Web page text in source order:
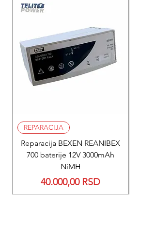
REPARACIJA
Reparacija BEXEN REANIBEX
700 baterije 12V 3000mAh
NiMH
Price
40.000,00 RSD